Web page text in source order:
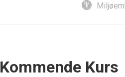
Events
Kommende Kurs